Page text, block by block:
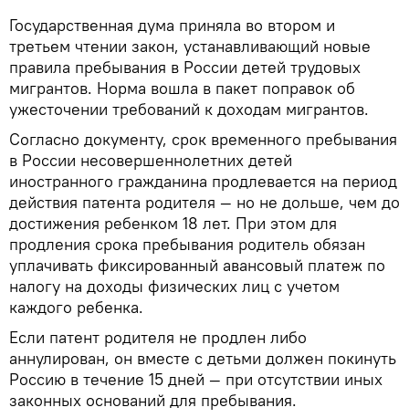
Государственная дума приняла во втором и
третьем чтении закон, устанавливающий новые
правила пребывания в России детей трудовых
мигрантов. Норма вошла в пакет поправок об
ужесточении требований к доходам мигрантов.
Согласно документу, срок временного пребывания
в России несовершеннолетних детей
иностранного гражданина продлевается на период
действия патента родителя — но не дольше, чем до
достижения ребенком 18 лет. При этом для
продления срока пребывания родитель обязан
уплачивать фиксированный авансовый платеж по
налогу на доходы физических лиц с учетом
каждого ребенка.
Если патент родителя не продлен либо
аннулирован, он вместе с детьми должен покинуть
Россию в течение 15 дней — при отсутствии иных
законных оснований для пребывания.